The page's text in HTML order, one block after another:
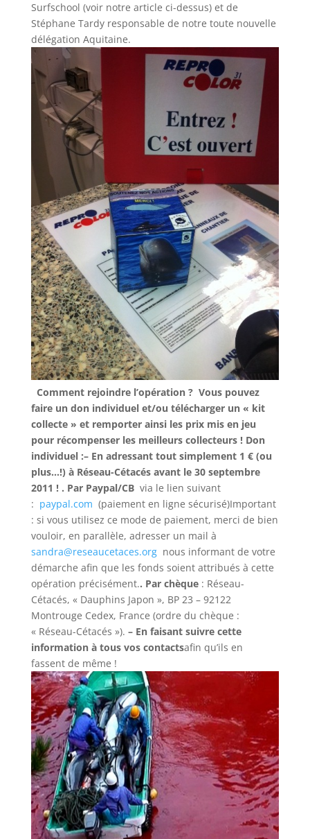
Surfschool (voir notre article ci-dessus) et de
Stéphane Tardy responsable de notre toute nouvelle
délégation Aquitaine.
Comment rejoindre l’opération ? Vous pouvez
faire un don individuel et/ou télécharger un « kit
collecte » et remporter ainsi les prix mis en jeu
pour récompenser les meilleurs collecteurs ! Don
individuel :– En adressant tout simplement 1 € (ou
plus…!) à Réseau-Cétacés avant le 30 septembre
2011 ! . Par Paypal/CBvia le lien suivant
: paypal.com (paiement en ligne sécurisé)Important
: si vous utilisez ce mode de paiement, merci de bien
vouloir, en parallèle, adresser un mail à
sandra@reseaucetaces.org nous informant de votre
démarche afin que les fonds soient attribués à cette
opération précisément.. Par chèque: Réseau-
Cétacés, « Dauphins Japon », BP 23 – 92122
Montrouge Cedex, France (ordre du chèque :
« Réseau-Cétacés »). – En faisant suivre cette
information à tous vos contactsafin qu’ils en
fassent de même !